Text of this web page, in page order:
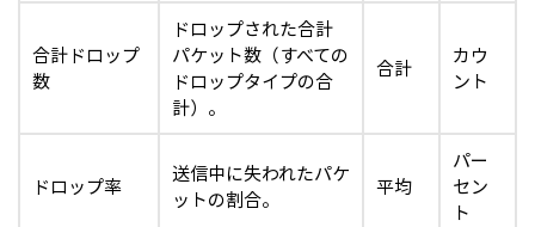
合計ドロップ
数
ドロップされた合計
パケット数（すべての
ドロップタイプの合
計）。
合計
カウ
ント
ドロップ率
送信中に失われたパケ
ットの割合。
平均
パー
セン
ト